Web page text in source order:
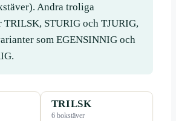
Andra troliga
TRILSK, STURIG och TJURIG,
som EGENSINNIG och
TRILSK
6 bokstäver